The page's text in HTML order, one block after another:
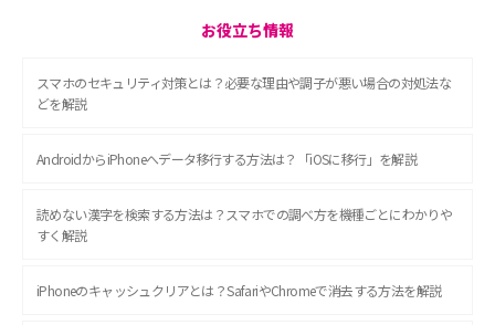
お役立ち情報
スマホのセキュリティ対策とは？必要な理由や調子が悪い場合の対処法な
どを解説
AndroidからiPhoneへデータ移行する方法は？「iOSに移行」を解説
読めない漢字を検索する方法は？スマホでの調べ方を機種ごとにわかりや
すく解説
iPhoneのキャッシュクリアとは？SafariやChromeで消去する方法を解説